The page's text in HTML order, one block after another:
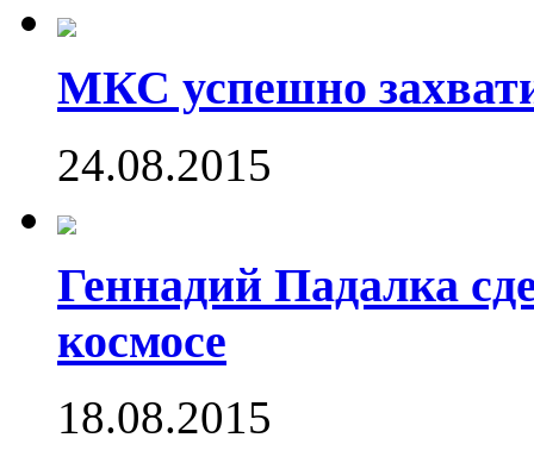
МКС успешно
24.08.2015
Геннадий Падалка
космосе
18.08.2015